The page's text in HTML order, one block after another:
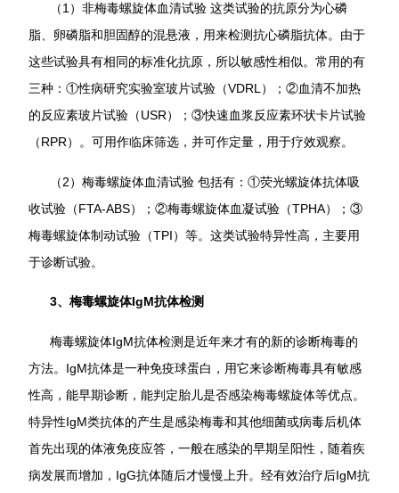
（1）非梅毒螺旋体血清试验 这类试验的抗原分为心磷
脂、卵磷脂和胆固醇的混悬液，用来检测抗心磷脂抗体。由于
这些试验具有相同的标准化抗原，所以敏感性相似。常用的有
三种：①性病研究实验室玻片试验（VDRL）；②血清不加热
的反应素玻片试验（USR）；③快速血浆反应素环状卡片试验
（RPR）。可用作临床筛选，并可作定量，用于疗效观察。
（2）梅毒螺旋体血清试验 包括有：①荧光螺旋体抗体吸
收试验（FTA-ABS）；②梅毒螺旋体血凝试验（TPHA）；③
梅毒螺旋体制动试验（TPI）等。这类试验特异性高，主要用
于诊断试验。
3、梅毒螺旋体IgM抗体检测
梅毒螺旋体IgM抗体检测是近年来才有的新的诊断梅毒的
方法。IgM抗体是一种免疫球蛋白，用它来诊断梅毒具有敏感
性高，能早期诊断，能判定胎儿是否感染梅毒螺旋体等优点。
特异性IgM类抗体的产生是感染梅毒和其他细菌或病毒后机体
首先出现的体液免疫应答，一般在感染的早期呈阳性，随着疾
病发展而增加，IgG抗体随后才慢慢上升。经有效治疗后IgM抗